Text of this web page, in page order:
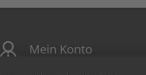
Mein Konto